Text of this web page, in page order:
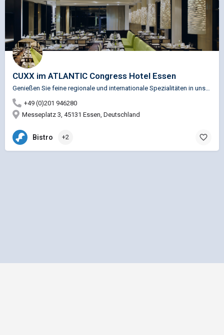
CUXX im ATLANTIC Congress Hotel Essen
Genießen Sie feine regionale und internationale Spezialitäten in unserem CUXX Restaurant und CUXX Bistro mit…
+49 (0)201 946280
Messeplatz 3, 45131 Essen, Deutschland
Bistro +2